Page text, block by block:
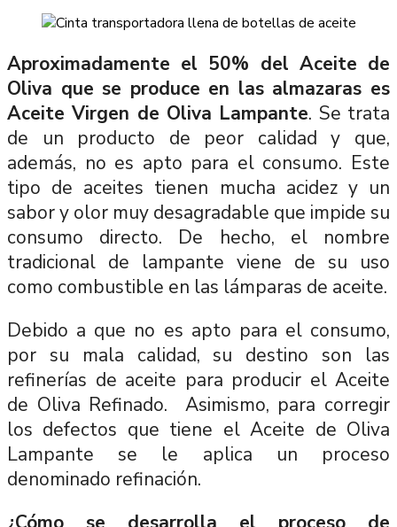
Aproximadamente el 50% del Aceite de
Oliva que se produce en las almazaras es
Aceite Virgen de Oliva Lampante. Se trata
de un producto de peor calidad y que,
además, no es apto para el consumo. Este
tipo de aceites tienen mucha acidez y un
sabor y olor muy desagradable que impide su
consumo directo. De hecho, el nombre
tradicional de lampante viene de su uso
como combustible en las lámparas de aceite.
Debido a que no es apto para el consumo,
por su mala calidad, su destino son las
refinerías de aceite para producir el Aceite
de Oliva Refinado. Asimismo, para corregir
los defectos que tiene el Aceite de Oliva
Lampante se le aplica un proceso
denominado refinación.